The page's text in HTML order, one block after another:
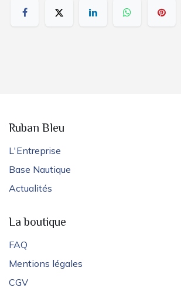
Ruban Bleu
L'Entreprise
Base Nautique
Actualités
La boutique
FAQ
Mentions légales
CGV